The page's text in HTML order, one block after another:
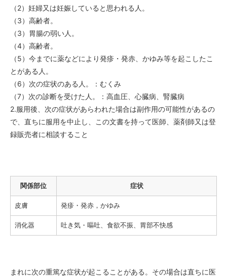
（2）妊婦又は妊娠していると思われる人。
（3）高齢者。
（3）胃腸の弱い人。
（4）高齢者。
（5）今までに薬などにより発疹・発赤、かゆみ等を起こしたこ
とがある人。
（6）次の症状のある人。：むくみ
（7）次の診断を受けた人。：高血圧、心臓病、腎臓病
2.服用後、次の症状があらわれた場合は副作用の可能性があるの
で、直ちに服用を中止し、この文書を持って医師、薬剤師又は登
録販売者に相談すること
関係部位 症状
皮膚 発疹・発赤，かゆみ
消化器 吐き気・嘔吐、食欲不振、胃部不快感
まれに次の重篤な症状が起こることがある。その場合は直ちに医